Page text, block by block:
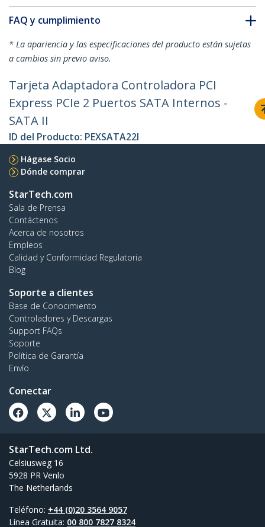
FAQ y cumplimiento
* La apariencia y las especificaciones del producto están sujetas
a cambios sin previo aviso.
Tarjeta Adaptadora Controladora PCI
Express PCIe 2 Puertos SATA Internos -
SATA II
ID del Producto: PEXSATA22I
Hágase Socio
Dónde comprar
StarTech.com
Sala de Prensa
Contáctenos
Acerca de nosotros
Empleos
Calidad y Conformidad Regulatoria
Blog
Soporte a clientes
Base de Conocimiento
Controladores y Descargas
Support FAQs
Soporte
Política de Garantía
Envío
Conectar
StarTech.com Ltd.
Celsiusweg 16
5928 PR Venlo
The Netherlands
Teléfono: +44 (0)20 3564 9057
Línea Gratuita: 00 800 7827 8324